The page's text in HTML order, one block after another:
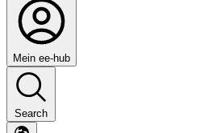
Mein ee-hub
Search